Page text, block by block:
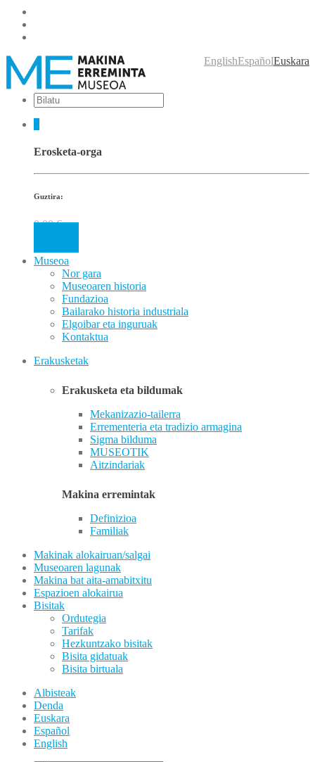
Euskara
Español
English
Erosketa-orga
Guztira:
0.00€
Museoa
Nor gara
Museoaren historia
Fundazioa
Bailarako historia industriala
Elgoibar eta inguruak
Kontaktua
Erakusketak
Erakusketa eta bildumak
Mekanizazio-tailerra
Errementeria eta tradizio armagina
Sigma bilduma
MUSEOTIK
Aitzindariak
Makina erremintak
Definizioa
Familiak
Makinak alokairuan/salgai
Museoaren lagunak
Makina bat aita-amabitxitu
Espazioen alokairua
Bisitak
Ordutegia
Tarifak
Hezkuntzako bisitak
Bisita gidatuak
Bisita birtuala
Albisteak
Denda
Euskara
Español
English